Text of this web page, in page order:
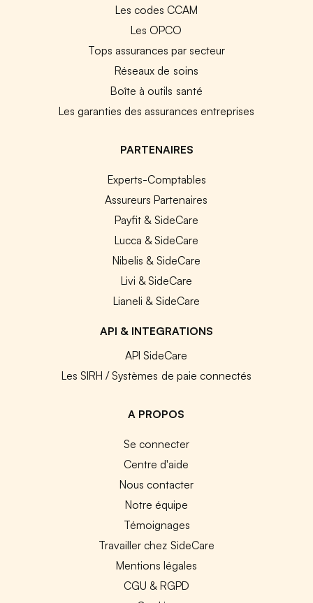
Les codes CCAM
Les OPCO
Tops assurances par secteur
Réseaux de soins
Boîte à outils santé
Les garanties des assurances entreprises
PARTENAIRES
Experts-Comptables
Assureurs Partenaires
Payfit & SideCare
Lucca & SideCare
Nibelis & SideCare
Livi & SideCare
Lianeli & SideCare
API & INTEGRATIONS
API SideCare
Les SIRH / Systèmes de paie connectés
A PROPOS
Se connecter
Centre d'aide
Nous contacter
Notre équipe
Témoignages
Travailler chez SideCare
Mentions légales
CGU & RGPD